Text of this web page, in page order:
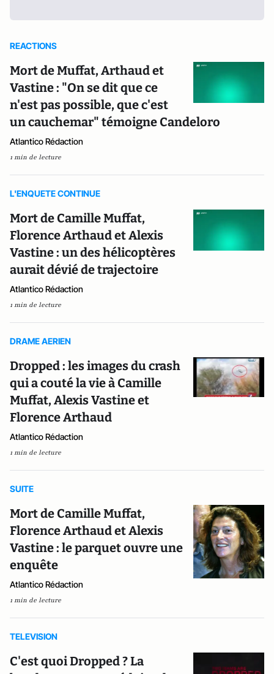
REACTIONS
Mort de Muffat, Arthaud et
Vastine : "On se dit que ce
n'est pas possible, que c'est
un cauchemar" témoigne Candeloro
Atlantico Rédaction
1 min de lecture
L'ENQUETE CONTINUE
Mort de Camille Muffat,
Florence Arthaud et Alexis
Vastine : un des hélicoptères
aurait dévié de trajectoire
Atlantico Rédaction
1 min de lecture
DRAME AERIEN
Dropped : les images du crash
qui a couté la vie à Camille
Muffat, Alexis Vastine et
Florence Arthaud
Atlantico Rédaction
1 min de lecture
SUITE
Mort de Camille Muffat,
Florence Arthaud et Alexis
Vastine : le parquet ouvre une
enquête
Atlantico Rédaction
1 min de lecture
TELEVISION
C'est quoi Dropped ? La